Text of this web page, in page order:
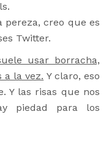
pereza, creo que es
Twitter.
usar borracha,
a la vez. Y claro, eso
Y las risas que nos
piedad para los